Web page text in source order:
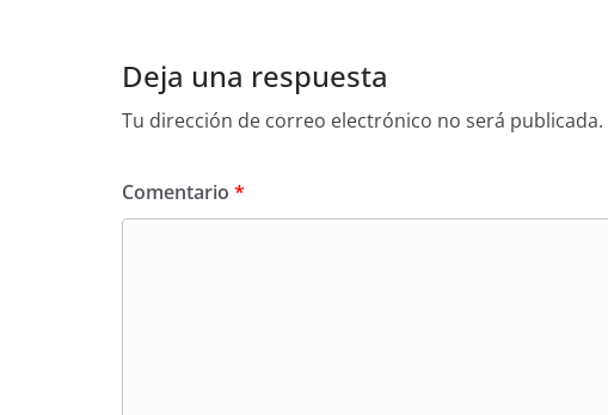
Deja una respuesta
Tu dirección de correo electrónico no será publicada.
Comentario *